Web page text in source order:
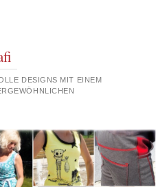
DESIGNS MIT EINEM